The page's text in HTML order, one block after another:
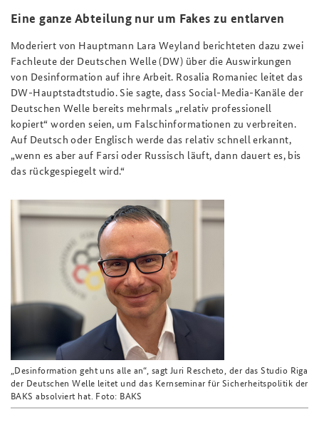
Eine ganze Abteilung nur um Fakes zu entlarven
Moderiert von Hauptmann Lara Weyland berichteten dazu zwei
Fachleute der Deutschen Welle (DW) über die Auswirkungen
von Desinformation auf ihre Arbeit. Rosalia Romaniec leitet das
DW-Hauptstadtstudio. Sie sagte, dass Social-Media-Kanäle der
Deutschen Welle bereits mehrmals „relativ professionell
kopiert“ worden seien, um Falschinformationen zu verbreiten.
Auf Deutsch oder Englisch werde das relativ schnell erkannt,
„wenn es aber auf Farsi oder Russisch läuft, dann dauert es, bis
das rückgespiegelt wird.“
Desinformation geht uns alle an“, sagt Juri Rescheto, der das Studio Riga
der Deutschen Welle leitet und das Kernseminar für Sicherheitspolitik der
BAKS absolviert hat. Foto: BAKS